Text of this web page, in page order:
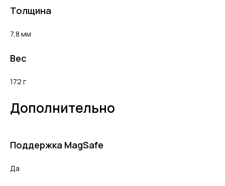
Толщина
7,8 мм
Вес
172 г
Дополнительно
Поддержка MagSafe
Да